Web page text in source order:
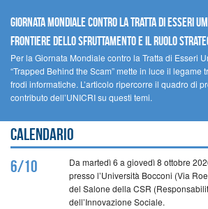
GIORNATA MONDIALE CONTRO LA TRATTA DI ESSERI
FRONTIERE DELLO SFRUTTAMENTO E IL RUOLO
Per la Giornata Mondiale contro la Tratta di Esseri
“Trapped Behind the Scam” mette in luce il legame
frodi informatiche. L’articolo ripercorre il quadro di
contributo dell’UNICRI su questi temi.
Calendario
6/10
Da martedì 6 a giovedì 8 ottobre
presso l’Università Bocconi (Via
del Salone della CSR
dell’Innovazione Sociale.